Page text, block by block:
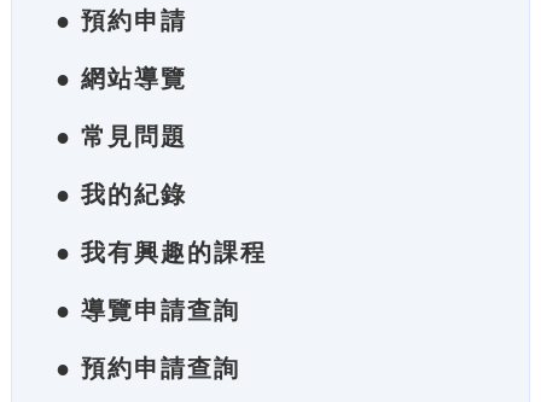
● 預約申請
● 網站導覽
● 常見問題
● 我的紀錄
● 我有興趣的課程
● 導覽申請查詢
● 預約申請查詢